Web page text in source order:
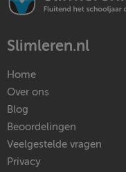
Slimleren.nl
Home
Over ons
Blog
Beoordelingen
Veelgestelde vragen
Privacy